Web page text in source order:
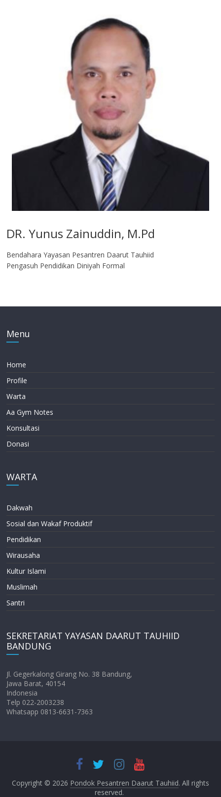
DR. Yunus Zainuddin, M.Pd
Bendahara Yayasan Pesantren Daarut Tauhiid
Pengasuh Pendidikan Diniyah Formal
Menu
Home
Profile
Warta
Aa Gym Notes
Konsultasi
Donasi
WARTA
Dakwah
Sosial dan Wakaf Produktif
Pendidikan
Wirausaha
Kultur Islami
Muslimah
Santri
SEKRETARIAT YAYASAN DAARUT TAUHIID
BANDUNG
Jl. Gegerkalong Girang No. 38 Bandung,
Jawa Barat, 40154
Indonesia
Telp 022-2003238
Whatsapp 0813-6631-7363
Copyright © 2026 Pondok Pesantren Daarut Tauhiid. All rights
reserved.